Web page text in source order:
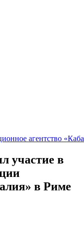
участие в
в Риме